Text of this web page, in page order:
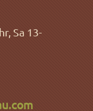
Sa 13-